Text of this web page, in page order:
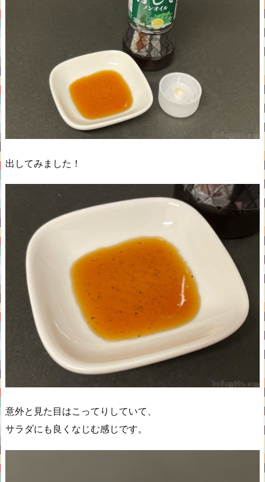
出してみました！
意外と見た目はこってりしていて、
サラダにも良くなじむ感じです。